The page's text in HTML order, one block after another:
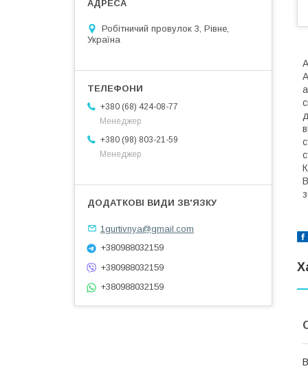
Робітничий провулок 3, Рівне,
Україна
+380 (68) 424-08-77
Менеджер
+380 (98) 803-21-59
Менеджер
1gurtivnya@gmail.com
+380988032159
+380988032159
+380988032159